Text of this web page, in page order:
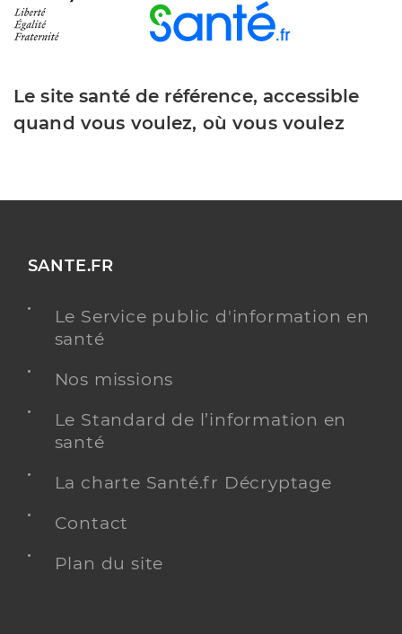
Le site santé de référence, accessible
quand vous voulez, où vous voulez
SANTE.FR
Le Service public d'information en
santé
Nos missions
Le Standard de l’information en
santé
La charte Santé.fr Décryptage
Contact
Plan du site